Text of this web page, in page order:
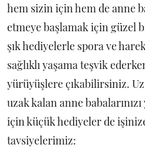
hem sizin için hem de anne
etmeye başlamak için güzel
şık hediyelerle spora ve
sağlıklı yaşama teşvik
yürüyüşlere çıkabilirsiniz.
uzak kalan anne
için küçük hediyeler de
tavsiyelerimiz: